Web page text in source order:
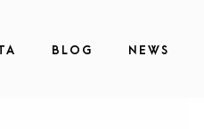
BLOG NEWS